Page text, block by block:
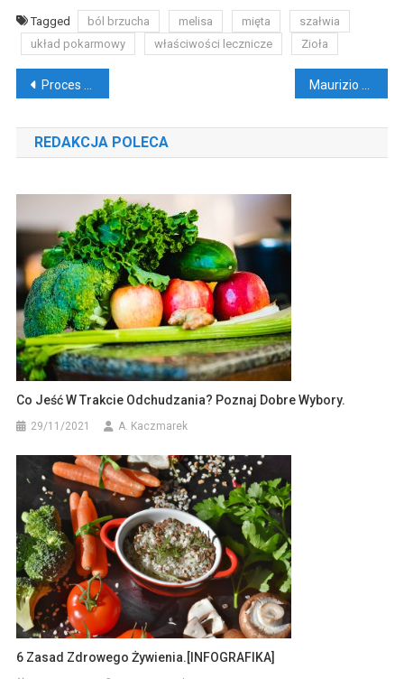
Tagged ból brzucha melisa mięta
szałwia
układ pokarmowy
właściwości lecznicze Zioła
Nawigacja
wpisu
Proces rekrutacji w stylu firm korporacyjnych
REDAKCJA POLECA
Co Jeść W Trakcie Odchudzania? Poznaj Dobre Wybory.
29/11/2021 A. Kaczmarek
6 Zasad Zdrowego Żywienia.[INFOGRAFIKA]